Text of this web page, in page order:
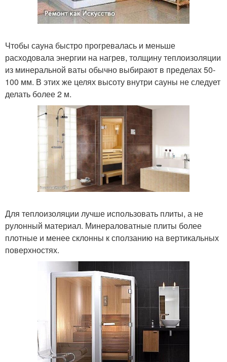
Чтобы сауна быстро прогревалась и меньше
расходовала энергии на нагрев, толщину теплоизоляции
из минеральной ваты обычно выбирают в пределах 50-
100 мм. В этих же целях высоту внутри сауны не следует
делать более 2 м.
Для теплоизоляции лучше использовать плиты, а не
рулонный материал. Минераловатные плиты более
плотные и менее склонны к сползанию на вертикальных
поверхностях.